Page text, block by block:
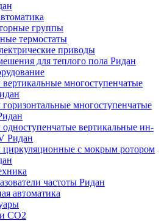
группы
термостаты
приводы
для теплого пола Ридан
многоступенчатые
многоступенчатые
вертикальные ин-
Ридан
циркуляционные с мокрым ротором
частоты Ридан
автоматика
CO2